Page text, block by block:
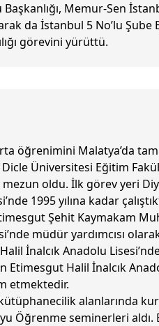
Memur-Sen
da İstanbul 5 No’lu Şube
görevini yürüttü.
öğrenimini Malatya’da
Dicle Üniversitesi Eğitim
oldu. İlk görev yeri
1995 yılına kadar
Şehit Kaymakam
müdür yardımcısı
İnalcık Anadolu
Halil İnalcık
etmektedir.
alanlarında
Öğrenme seminerleri